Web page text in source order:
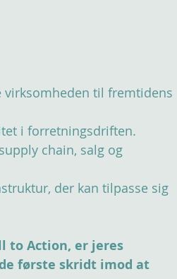
virksomheden til fremtidens
i forretningsdriften.
chain, salg og
der kan tilpasse sig
to Action, er jeres
første skridt imod at